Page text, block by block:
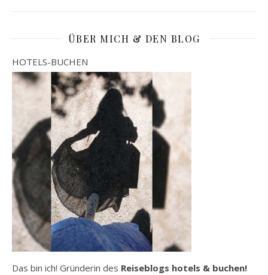
ÜBER MICH & DEN BLOG
HOTELS-BUCHEN
Das bin ich! Gründerin des Reiseblogs hotels & buchen!